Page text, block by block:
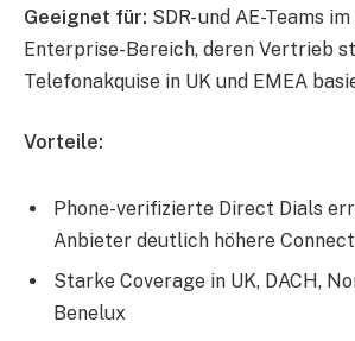
Geeignet für: SDR- und AE-Teams
Enterprise-Bereich, deren Vertrieb
Telefonakquise in UK und EMEA
Vorteile:
Phone-verifizierte Direct Dials
Anbieter deutlich höhere
Starke Coverage in UK, DACH,
Benelux